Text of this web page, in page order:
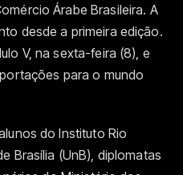
Árabe Brasileira. A
desde a primeira edição.
V, na sexta-feira (8), e
para o mundo
do Instituto Rio
Brasília (UnB), diplomatas